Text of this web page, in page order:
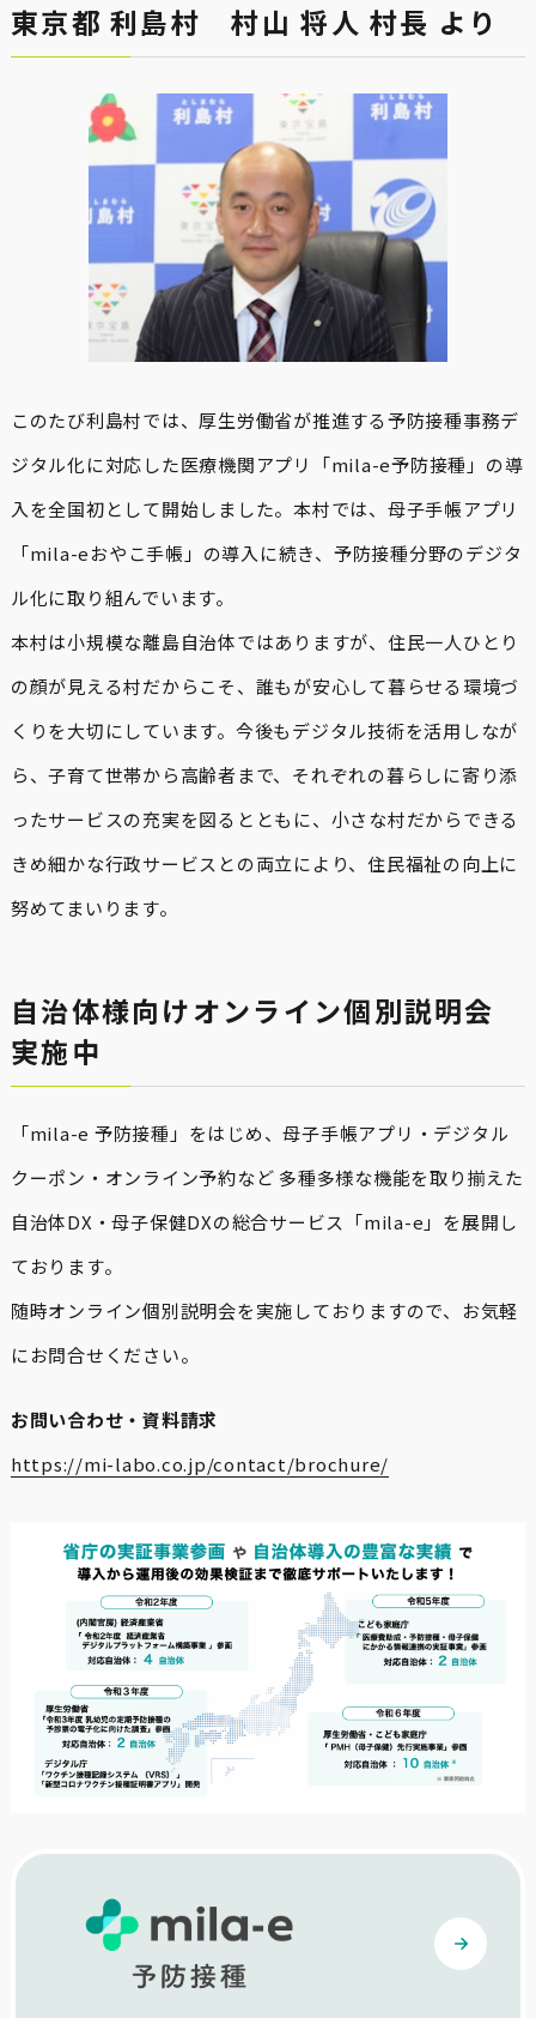
東京都 利島村 村山 将人 村長 より
このたび利島村では、厚生労働省が推進する予防接種事務デ
ジタル化に対応した医療機関アプリ「mila-e予防接種」の導
入を全国初として開始しました。本村では、母子手帳アプリ
「mila-eおやこ手帳」の導入に続き、予防接種分野のデジタ
ル化に取り組んでいます。
本村は小規模な離島自治体ではありますが、住民一人ひとり
の顔が見える村だからこそ、誰もが安心して暮らせる環境づ
くりを大切にしています。今後もデジタル技術を活用しなが
ら、子育て世帯から高齢者まで、それぞれの暮らしに寄り添
ったサービスの充実を図るとともに、小さな村だからできる
きめ細かな行政サービスとの両立により、住民福祉の向上に
努めてまいります。
自治体様向けオンライン個別説明会
実施中
「mila-e 予防接種」をはじめ、母子手帳アプリ・デジタル
クーポン・オンライン予約など 多種多様な機能を取り揃えた
自治体DX・母子保健DXの総合サービス「mila-e」を展開し
ております。
随時オンライン個別説明会を実施しておりますので、お気軽
にお問合せください。
お問い合わせ・資料請求
https://mi-labo.co.jp/contact/brochure/